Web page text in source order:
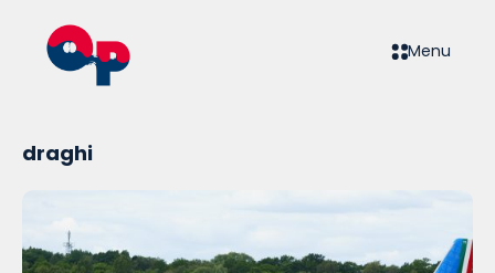
Menu
draghi